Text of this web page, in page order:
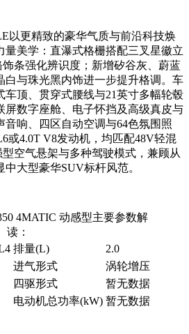
以更精致的豪华气质与前沿科技焕
量美学：直瀑式格栅搭配三叉星徽立
条强化辨识度；新增矽谷灰、蔚蓝
白与珠光黑内饰进一步提升格调。车
车顶、贯穿式腰线与21英寸多幅轮毂
屏数字座舱、电子怀挡及高级真皮与
音响、四区自动空调与64色氛围照
或4.0T V8发动机，均匹配48V轻混
空气悬架与多种驾驶模式，兼顾从
大型豪华SUV标杆风范。
4MATIC 动感型主要参数解
读：
排量(L)
2.0
进气形式
涡轮增压
四驱形式
暂无数据
电动机总功率(kW) 暂无数据